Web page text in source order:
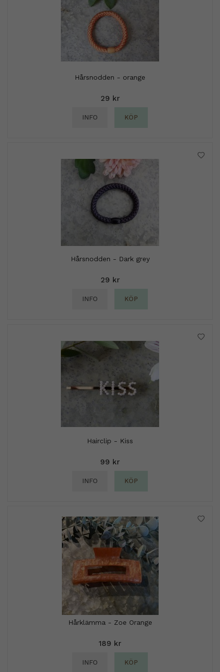
Hårsnodden - orange
29 kr
INFO KÖP
Hårsnodden - Dark grey
29 kr
INFO KÖP
Hairclip - Kiss
99 kr
INFO KÖP
Hårklämma - Zoe Orange
189 kr
INFO KÖP